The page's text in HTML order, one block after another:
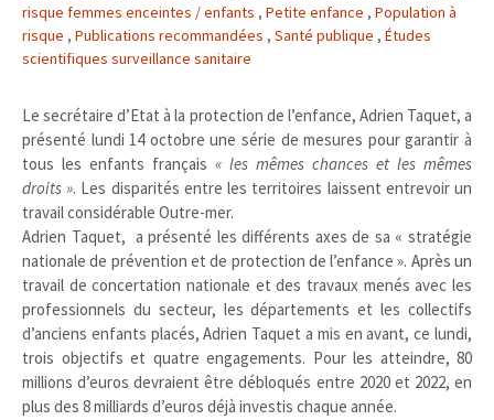
risque femmes enceintes / enfants , Petite enfance , Population à
risque , Publications recommandées , Santé publique , Études
scientifiques surveillance sanitaire
Le secrétaire d’Etat à la protection de l’enfance, Adrien Taquet, a
présenté lundi 14 octobre une série de mesures pour garantir à
tous les enfants français « les mêmes chances et les mêmes
droits ». Les disparités entre les territoires laissent entrevoir un
travail considérable Outre-mer.
Adrien Taquet, a présenté les différents axes de sa « stratégie
nationale de prévention et de protection de l’enfance ». Après un
travail de concertation nationale et des travaux menés avec les
professionnels du secteur, les départements et les collectifs
d’anciens enfants placés, Adrien Taquet a mis en avant, ce lundi,
trois objectifs et quatre engagements. Pour les atteindre, 80
millions d’euros devraient être débloqués entre 2020 et 2022, en
plus des 8 milliards d’euros déjà investis chaque année.